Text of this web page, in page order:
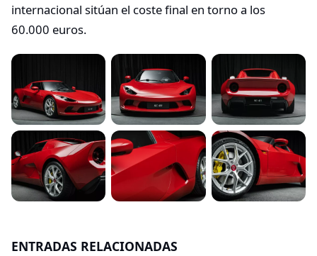
internacional sitúan el coste final en torno a los
60.000 euros.
ENTRADAS RELACIONADAS